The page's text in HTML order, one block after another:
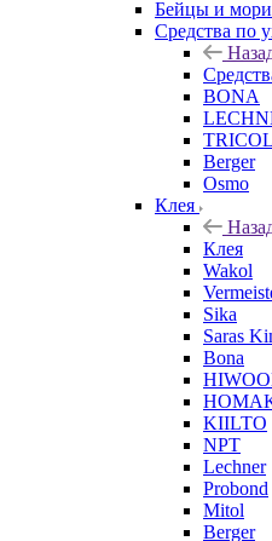
Бейцы и
Средства по
BONA
TRICOL
Berger
Osmo
Клея
Клея
Wakol
Sika
Saras
Bona
KIILTO
NPT
Lechner
Probond
Mitol
Berger